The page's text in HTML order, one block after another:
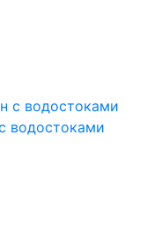
водостоками